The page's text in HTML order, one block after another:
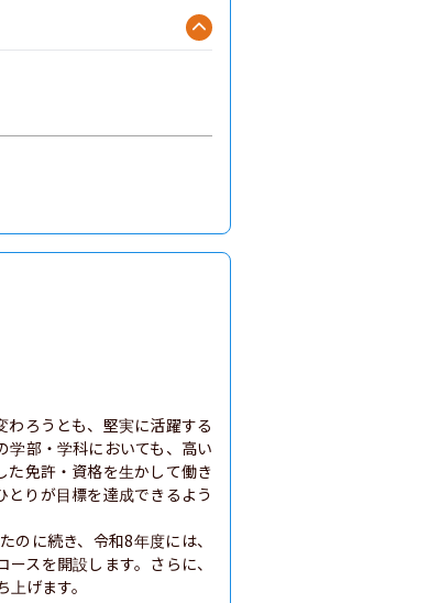
ろうとも、堅実に活躍する
学部・学科においても、高い
た免許・資格を生かして働き
りが目標を達成できるよう
のに続き、令和8年度には、
スを開設します。さらに、
げます。